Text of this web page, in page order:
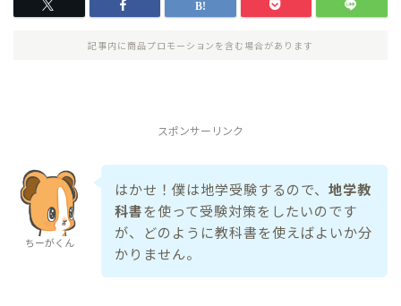
記事内に商品プロモーションを含む場合があります
スポンサーリンク
ちーがくん
はかせ！僕は地学受験するので、 地学教
科書を使って受験対策をしたいのです
が、どのように教科書を使えばよいか分
かりません。